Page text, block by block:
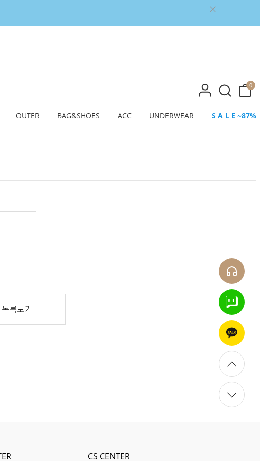
0
OUTER BAG&SHOES ACC UNDERWEAR S A L E ~87%
목록보기
CS CENTER